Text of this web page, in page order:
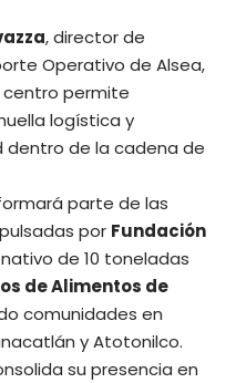
, director de
Operativo de Alsea,
permite
logística y
de la cadena de
parte de las
por Fundación
de 10 toneladas
de Alimentos de
comunidades en
y Atotonilco.
su presencia en